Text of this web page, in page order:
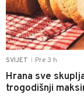
SVIJET Pre 3 h
Hrana sve
trogodišnji